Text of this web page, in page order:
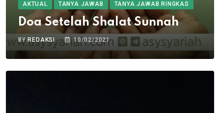
AKTUAL TANYA JAWAB TANYA JAWAB RINGKAS
Doa Setelah Shalat Sunnah
BY REDAKSI 10/02/2021